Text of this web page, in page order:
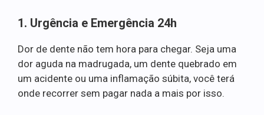
1. Urgência e Emergência 24h
Dor de dente não tem hora para chegar. Seja uma
dor aguda na madrugada, um dente quebrado em
um acidente ou uma inflamação súbita, você terá
onde recorrer sem pagar nada a mais por isso.